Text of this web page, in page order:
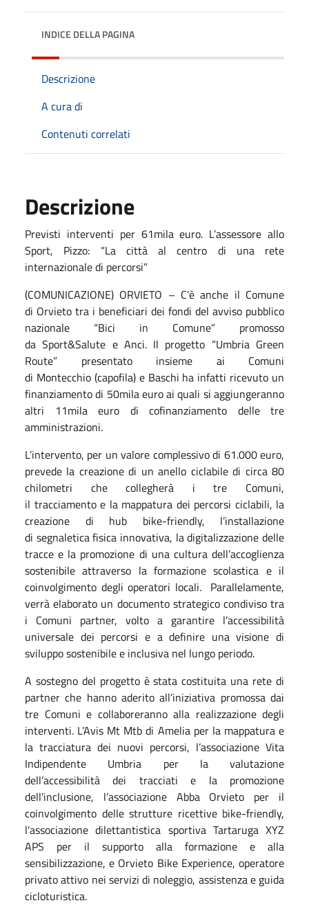
INDICE DELLA PAGINA
Descrizione
A cura di
Contenuti correlati
Descrizione
Previsti interventi per 61mila euro. L’assessore allo
Sport, Pizzo: “La città al centro di una rete
internazionale di percorsi”
(COMUNICAZIONE) ORVIETO – C’è anche il Comune
di Orvieto tra i beneficiari dei fondi del avviso pubblico
nazionale “Bici in Comune” promosso
da Sport&Salute e Anci. Il progetto “Umbria Green
Route” presentato insieme ai Comuni
di Montecchio (capofila) e Baschi ha infatti ricevuto un
finanziamento di 50mila euro ai quali si aggiungeranno
altri 11mila euro di cofinanziamento delle tre
amministrazioni.
L’intervento, per un valore complessivo di 61.000 euro,
prevede la creazione di un anello ciclabile di circa 80
chilometri che collegherà i tre Comuni,
il tracciamento e la mappatura dei percorsi ciclabili, la
creazione di hub bike-friendly, l’installazione
di segnaletica fisica innovativa, la digitalizzazione delle
tracce e la promozione di una cultura dell’accoglienza
sostenibile attraverso la formazione scolastica e il
coinvolgimento degli operatori locali. Parallelamente,
verrà elaborato un documento strategico condiviso tra
i Comuni partner, volto a garantire l’accessibilità
universale dei percorsi e a definire una visione di
sviluppo sostenibile e inclusiva nel lungo periodo.
A sostegno del progetto è stata costituita una rete di
partner che hanno aderito all’iniziativa promossa dai
tre Comuni e collaboreranno alla realizzazione degli
interventi. L’Avis Mt Mtb di Amelia per la mappatura e
la tracciatura dei nuovi percorsi, l’associazione Vita
Indipendente Umbria per la valutazione
dell’accessibilità dei tracciati e la promozione
dell’inclusione, l’associazione Abba Orvieto per il
coinvolgimento delle strutture ricettive bike-friendly,
l’associazione dilettantistica sportiva Tartaruga XYZ
APS per il supporto alla formazione e alla
sensibilizzazione, e Orvieto Bike Experience, operatore
privato attivo nei servizi di noleggio, assistenza e guida
cicloturistica.